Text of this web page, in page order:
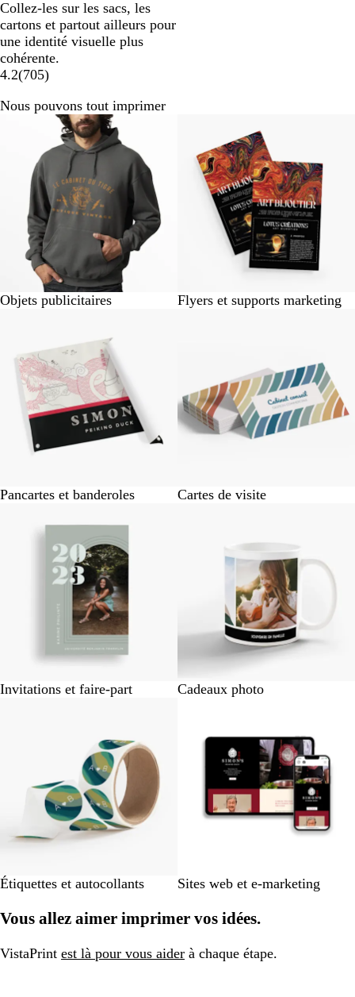
Collez-les sur les sacs, les
cartons et partout ailleurs pour
une identité visuelle plus
cohérente.
4.2(705)
Nous pouvons tout imprimer
Objets publicitaires Flyers et supports marketing
Pancartes et banderoles Cartes de visite
Invitations et faire-part Cadeaux photo
Étiquettes et autocollants Sites web et e-marketing
Vous allez aimer imprimer vos idées.
VistaPrint est là pour vous aider à chaque étape.